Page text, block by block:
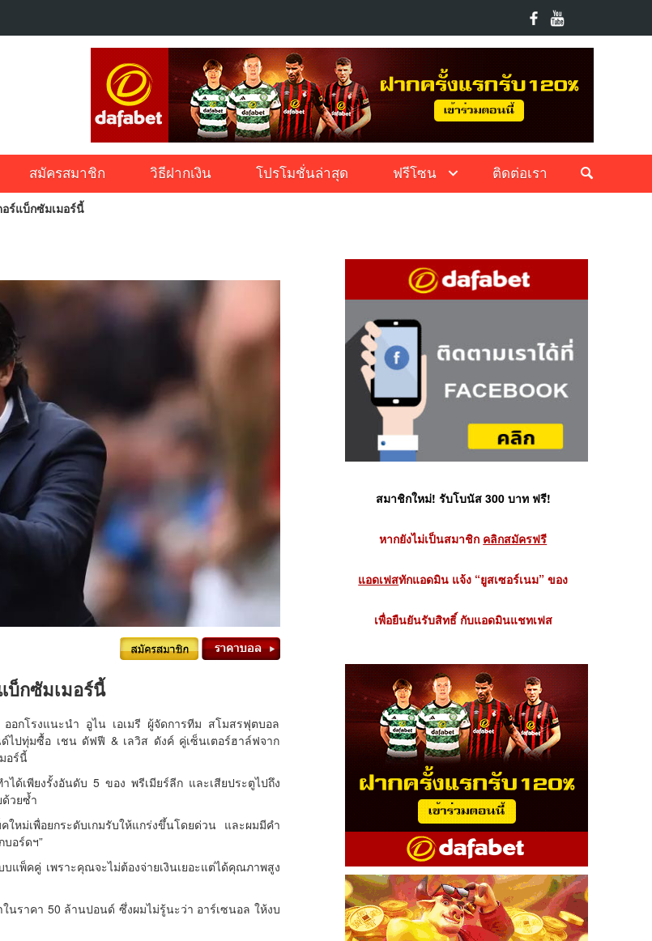
สมัครสมาชิก วิธีฝากเงิน โปรโมชั่นล่าสุด ฟรีโซน ติดต่อเรา
อร์แบ็กซัมเมอร์นี้
บ็กซัมเมอร์นี้
กโรงแนะนำ อูไน เอเมรี ผู้จัดการทีม สโมสรฟุตบอล
ไปทุ่มซื้อ เชน ดัฟฟี & เลวิส ดังค์ คู่เซ็นเตอร์ฮาล์ฟจาก
อร์นี้
ด้เพียงรั้งอันดับ 5 ของ พรีเมียร์ลีก และเสียประตูไปถึง
วยซ้ำ
หม่เพื่อยกระดับเกมรับให้แกร่งขึ้นโดยด่วน และผมมีคำ
อร์ดฯ”
พ็คคู่ เพราะคุณจะไม่ต้องจ่ายเงินเยอะแต่ได้คุณภาพสูง
นราคา 50 ล้านปอนด์ ซึ่งผมไม่รู้นะว่า อาร์เซนอล ให้งบ
สมาชิกใหม่! รับโบนัส 300 บาท ฟรี!
หากยังไม่เป็นสมาชิก คลิกสมัครฟรี
แอดเฟสทักแอดมิน แจ้ง “ยูสเซอร์เนม” ของ
เพื่อยืนยันรับสิทธิ์ กับแอดมินแชทเฟส